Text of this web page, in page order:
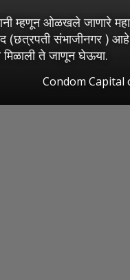
म्हणून ओळखले जाणारे
(छत्रपती संभाजीनगर )
ते जाणून घेऊया.
Condom